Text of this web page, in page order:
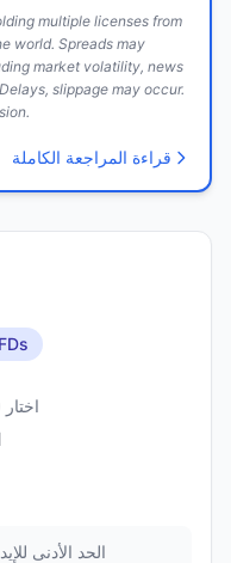
multiple licenses from
world. Spreads may
market volatility, news
slippage may occur.
قراءة المراجعة الكاملة
اختار 1,000,000 من المتداولين هذا الوسيط
الحد الأدنى